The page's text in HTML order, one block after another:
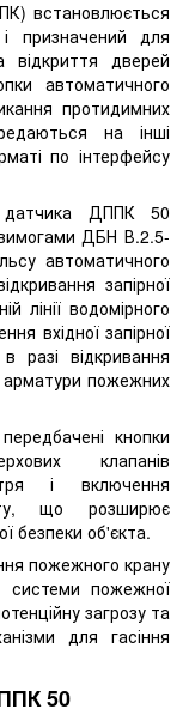
встановлюється
призначений для
дверей
автоматичного
протидимних
на інші
по інтерфейсу
датчика ДППК 50
ДБН В.2.5-
автоматичного
запірної
лінії водомірного
вхідної запірної
разі відкривання
арматури пожежних
кнопки
клапанів
і включення
що розширює
безпеки об'єкта.
пожежного крану
пожежної
загрозу та
для гасіння
50